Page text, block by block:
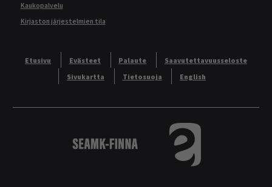
Kaukopalvelu
Kirjaston järjestelmien tila
Etusivu Evästeet Palaute
Saavutettavuusseloste
Sivukartta
Tietosuoja English
Logo Tietokannat